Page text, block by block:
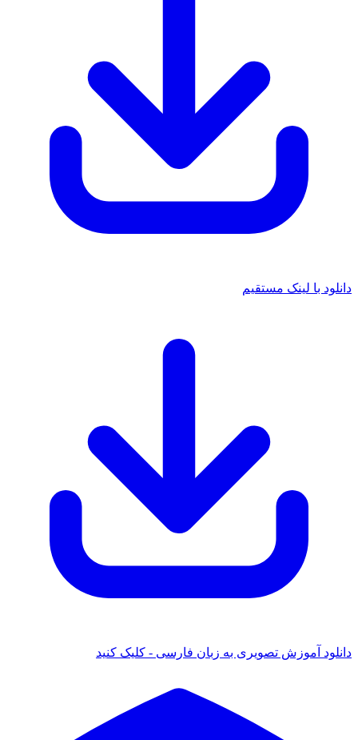
با لینک مستقیم
آموزش تصویری به زبان فارسی - کلیک کنید